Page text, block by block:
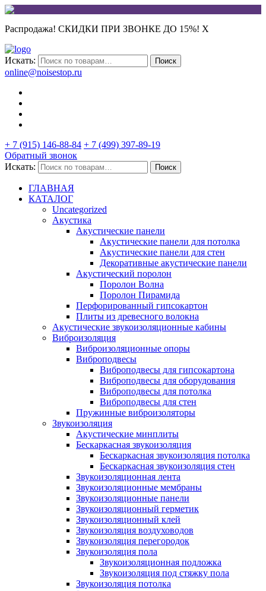
Распродажа! СКИДКИ ПРИ ЗВОНКЕ ДО 15%! X
Искать: Поиск
online@noisestop.ru
+ 7 (915) 146-88-84 + 7 (499) 397-89-19
Обратный звонок
Искать:
Поиск
ГЛАВНАЯ
КАТАЛОГ
Uncategorized
Акустика
Акустические панели
Акустические панели для потолка
Акустические панели для стен
Декоративные акустические панели
Акустический поролон
Поролон Волна
Поролон Пирамида
Перфорированный гипсокартон
Плиты из древесного волокна
Акустические звукоизоляционные кабины
Виброизоляция
Виброизоляционные опоры
Виброподвесы
Виброподвесы для гипсокартона
Виброподвесы для оборудования
Виброподвесы для потолка
Виброподвесы для стен
Пружинные виброизоляторы
Звукоизоляция
Акустические минплиты
Бескаркасная звукоизоляция
Бескаркасная звукоизоляция потолка
Бескаркасная звукоизоляция стен
Звукоизоляционная лента
Звукоизоляционные мембраны
Звукоизоляционные панели
Звукоизоляционный герметик
Звукоизоляционный клей
Звукоизоляция воздуховодов
Звукоизоляция перегородок
Звукоизоляция пола
Звукоизоляционная подложка
Звукоизоляция под стяжку пола
Звукоизоляция потолка